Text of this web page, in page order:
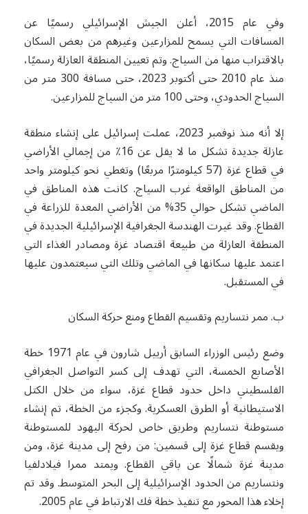
وفي عام 2015، أعلن الجيش الإسرائيلي رسميًا عن
المسافات التي يسمح للمزارعين وغيرهم من بعض السكان
بالاقتراب منها من السياج. وتم تعيين المنطقة العازلة رسميًا،
منذ عام 2010 حتى أكتوبر 2023، حتى مسافة 300 متر من
السياج الحدودي، وحتى 100 متر من السياج للمزارعين.
إلا أنه منذ نوفمبر 2023، عملت إسرائيل على إنشاء منطقة
عازلة جديدة تشكل ما لا يقل عن 16٪ من إجمالي الأراضي
في قطاع غزة (57 كيلومترًا مربعًا) وتغطي نحو كيلومتر واحد
من المناطق الواقعة غرب السياج. كانت هذه المناطق في
الماضي تشكل حوالي 35% من الأراضي المعدة للزراعة في
القطاع. وقد غيرت الهندسة الجغرافية الإسرائيلية الجديدة في
المنطقة العازلة من طبيعة اقتصاد غزة ومصادر الغذاء التي
اعتمد عليها سكانها في الماضي وتلك التي سيعتمدون عليها
في المستقبل.
ب. ممر نتساريم وتقسيم القطاع ومنع حركة السكان
وضع رئيس الوزراء السابق أرييل شارون في عام 1971 خطة
الأصابع الخمسة، التي تهدف إلى كسر التواصل الجغرافي
الفلسطيني داخل حدود قطاع غزة، سواء من خلال الكتل
الاستيطانية أو الطرق العسكرية. وكجزء من الخطة، تم إنشاء
مستوطنة نتساريم وطريق خاص لحركة اليهود للمستوطنة
ويقسم قطاع غزة إلى قسمين: من رفح إلى مدينة غزة، ومن
مدينة غزة شمالًا عن باقي القطاع. ويمتد ممرا فيلادلفيا
ونتساريم من الحدود الإسرائيلية إلى البحر المتوسط. وقد تم
إخلاء هذا المحور مع تنفيذ خطة فك الارتباط في عام 2005.